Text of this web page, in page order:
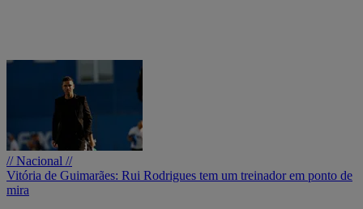
// Nacional //
Vitória de Guimarães: Rui Rodrigues tem um treinador em ponto de
mira